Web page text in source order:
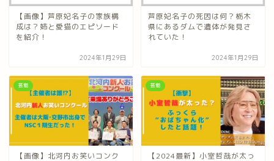
【画像】芦原妃名子の家族構
成は？姉と愛猫のエピソード
を紹介！
2024年1月29日
芦原妃名子の死因は何？栃木
県にあるダムで遺体が発見さ
れていた！
2024年1月29日
芸能
【画像】北河内お笑いコンク
芸能
【2024最新】小室哲哉が太っ